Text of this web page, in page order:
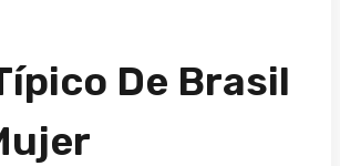
De Brasil